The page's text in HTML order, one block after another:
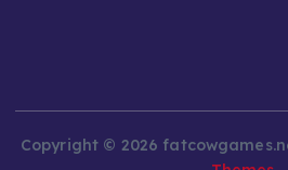
Copyright © 2026